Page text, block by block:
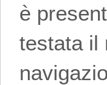
è
testata il